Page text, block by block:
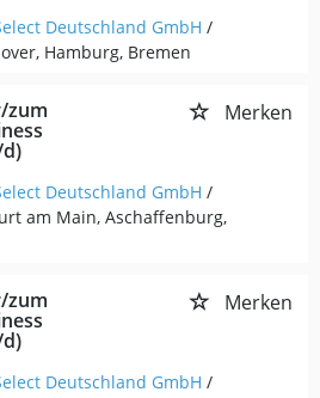
Deutschland GmbH /
Hamburg, Bremen
zum Merken
Deutschland GmbH /
am Main, Aschaffenburg,
zum Merken
Deutschland GmbH /